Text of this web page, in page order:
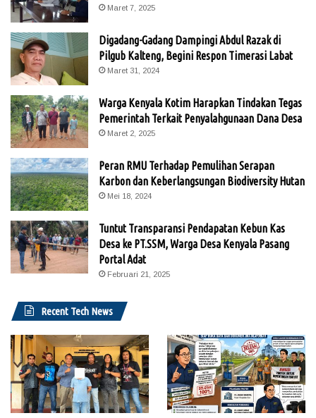
Maret 7, 2025
Digadang-Gadang Dampingi Abdul Razak di
Pilgub Kalteng, Begini Respon Timerasi Labat
Maret 31, 2024
Warga Kenyala Kotim Harapkan Tindakan Tegas
Pemerintah Terkait Penyalahgunaan Dana Desa
Maret 2, 2025
Peran RMU Terhadap Pemulihan Serapan
Karbon dan Keberlangsungan Biodiversity Hutan
Mei 18, 2024
Tuntut Transparansi Pendapatan Kebun Kas
Desa ke PT.SSM, Warga Desa Kenyala Pasang
Portal Adat
Februari 21, 2025
Recent Tech News